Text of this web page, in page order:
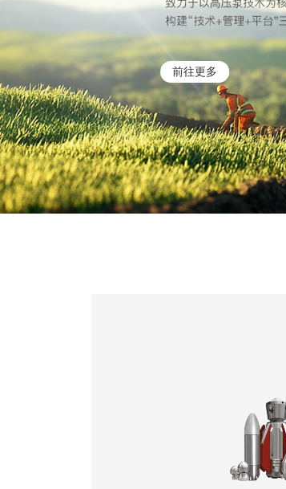
前往更多